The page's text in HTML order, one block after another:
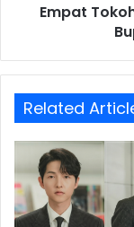
Empat
Related